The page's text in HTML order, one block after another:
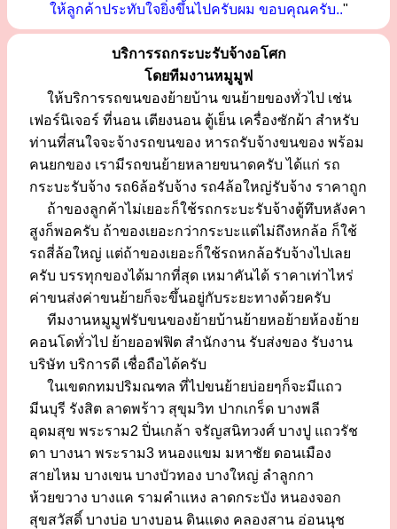
ให้ลูกค้าประทับใจยิ่งขึ้นไปครับผม ขอบคุณครับ.."
บริการรถกระบะรับจ้างอโศก
โดยทีมงานหมูมูฟ
ให้บริการรถขนของย้ายบ้าน ขนย้ายของทั่วไป เช่น
เฟอร์นิเจอร์ ที่นอน เตียงนอน ตู้เย็น เครื่องซักผ้า สำหรับ
ท่านที่สนใจจะจ้างรถขนของ หารถรับจ้างขนของ พร้อม
คนยกของ เรามีรถขนย้ายหลายขนาดครับ ได้แก่ รถ
กระบะรับจ้าง รถ6ล้อรับจ้าง รถ4ล้อใหญ่รับจ้าง ราคาถูก
ถ้าของลูกค้าไม่เยอะก็ใช้รถกระบะรับจ้างตู้ทึบหลังคา
สูงก็พอครับ ถ้าของเยอะกว่ากระบะแต่ไม่ถึงหกล้อ ก็ใช้
รถสี่ล้อใหญ่ แต่ถ้าของเยอะก็ใช้รถหกล้อรับจ้างไปเลย
ครับ บรรทุกของได้มากที่สุด เหมาคันได้ ราคาเท่าไหร่
ค่าขนส่งค่าขนย้ายก็จะขึ้นอยู่กับระยะทางด้วยครับ
ทีมงานหมูมูฟรับขนของย้ายบ้านย้ายหอย้ายห้องย้าย
คอนโดทั่วไป ย้ายออฟฟิต สำนักงาน รับส่งของ รับงาน
บริษัท บริการดี เชื่อถือได้ครับ
ในเขตกทมปริมณฑล ที่ไปขนย้ายบ่อยๆก็จะมีแถว
มีนบุรี รังสิต ลาดพร้าว สุขุมวิท ปากเกร็ด บางพลี
อุดมสุข พระราม2 ปิ่นเกล้า จรัญสนิทวงศ์ บางปู แถวรัช
ดา บางนา พระราม3 หนองแขม มหาชัย ดอนเมือง
สายไหม บางเขน บางบัวทอง บางใหญ่ ลำลูกกา
ห้วยขวาง บางแค รามคำแหง ลาดกระบัง หนองจอก
สุขสวัสดิ์ บางบ่อ บางบอน ดินแดง คลองสาน อ่อนนุช